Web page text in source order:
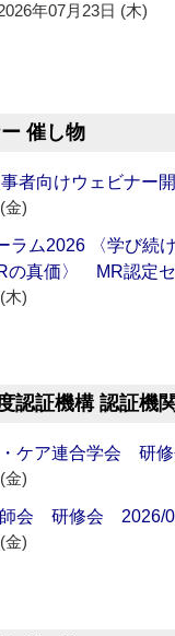
年07月23日 (木)
催し物
者向けウェビナー
金)
ラム2026 〈学び続
の真価〉 MR認定
木)
認証機構 認証機
・ケア連合学会 研
金)
師会 研修会 2026/
金)